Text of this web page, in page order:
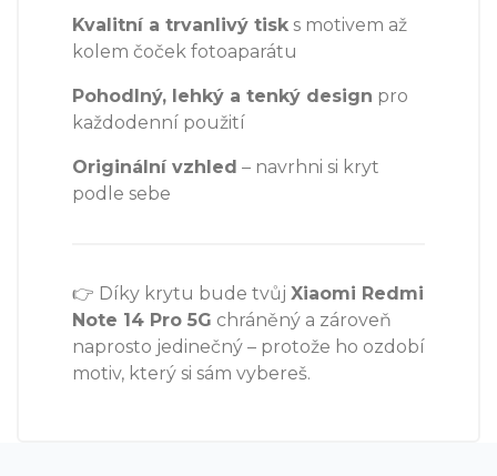
Kvalitní a trvanlivý tisk s motivem až
kolem čoček fotoaparátu
Pohodlný, lehký a tenký design pro
každodenní použití
Originální vzhled – navrhni si kryt
podle sebe
👉 Díky krytu bude tvůj Xiaomi Redmi
Note 14 Pro 5G chráněný a zároveň
naprosto jedinečný – protože ho ozdobí
motiv, který si sám vybereš.